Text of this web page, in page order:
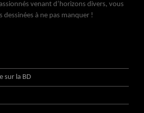
venant d’horizons divers, vous
dessinées à ne pas manquer !
sur la BD